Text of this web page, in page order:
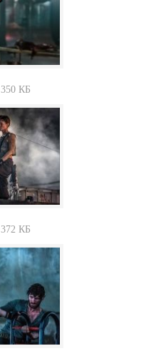
350 КБ
372 КБ